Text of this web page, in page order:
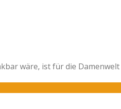
wäre, ist für die